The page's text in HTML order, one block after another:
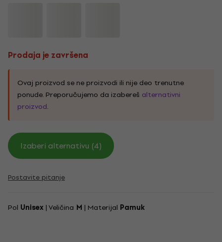
Prodaja je završena
Ovaj proizvod se ne proizvodi ili nije deo trenutne
ponude. Preporučujemo da izabereš alternativni
proizvod.
Izaberi alternativu (4)
Postavite pitanje
Pol Unisex | Veličina M | Materijal Pamuk